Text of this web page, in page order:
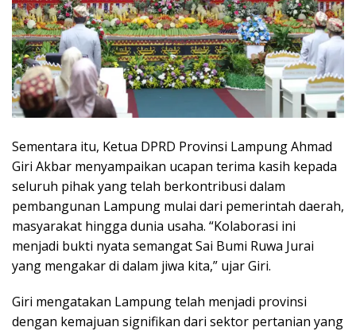
Sementara itu, Ketua DPRD Provinsi Lampung Ahmad
Giri Akbar menyampaikan ucapan terima kasih kepada
seluruh pihak yang telah berkontribusi dalam
pembangunan Lampung mulai dari pemerintah daerah,
masyarakat hingga dunia usaha. “Kolaborasi ini
menjadi bukti nyata semangat Sai Bumi Ruwa Jurai
yang mengakar di dalam jiwa kita,” ujar Giri.
Giri mengatakan Lampung telah menjadi provinsi
dengan kemajuan signifikan dari sektor pertanian yang